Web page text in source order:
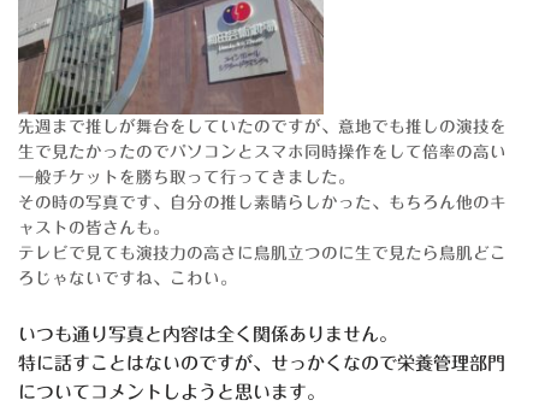
先週まで推しが舞台をしていたのですが、意地でも推しの演技を
生で見たかったのでパソコンとスマホ同時操作をして倍率の高い
一般チケットを勝ち取って行ってきました。
その時の写真です、自分の推し素晴らしかった、もちろん他のキ
ャストの皆さんも。
テレビで見ても演技力の高さに鳥肌立つのに生で見たら鳥肌どこ
ろじゃないですね、こわい。
いつも通り写真と内容は全く関係ありません。
特に話すことはないのですが、せっかくなので栄養管理部門
についてコメントしようと思います。